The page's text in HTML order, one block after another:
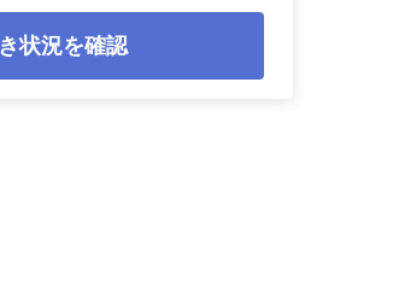
状況を確認